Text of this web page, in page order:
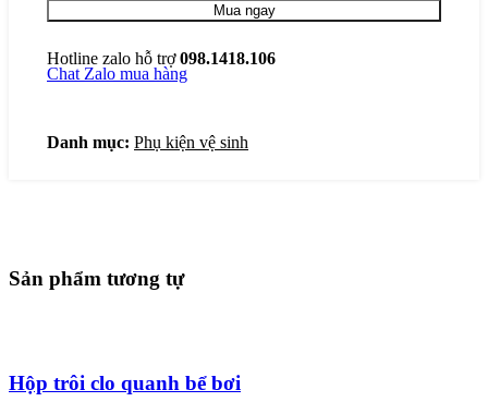
Mua ngay
Hotline zalo hỗ trợ098.1418.106
Chat Zalo mua hàng
Danh mục: Phụ kiện vệ sinh
Sản phẩm tương tự
Hộp trôi clo quanh bể bơi